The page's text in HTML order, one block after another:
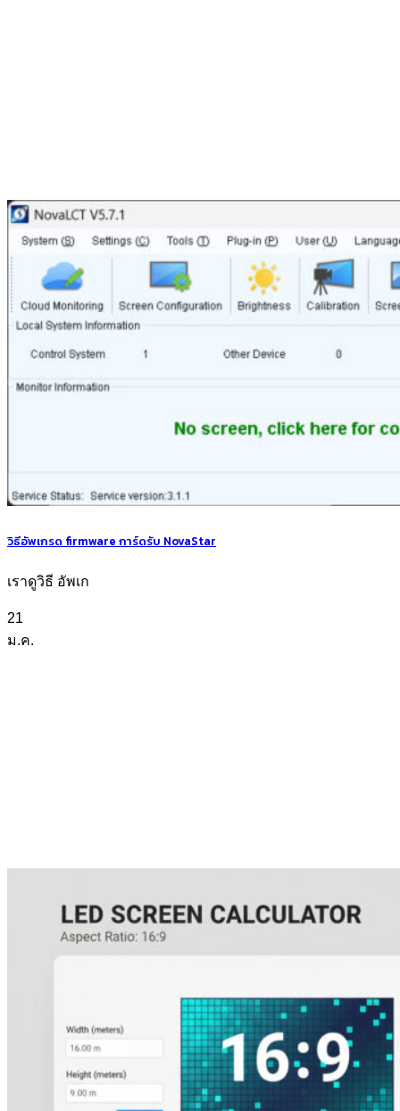
วิธีอัพเกรด firmware การ์ดรับ NovaStar
เราดูวิธี อัพเก
21
ม.ค.